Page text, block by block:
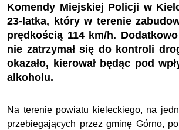
Komendy Miejskiej Policji w
23-latka, który w terenie
prędkością 114 km/h.
nie zatrzymał się do kontroli
okazało, kierował będąc pod
alkoholu.
Na terenie powiatu kieleckiego, na
przebiegających przez gminę Górno,